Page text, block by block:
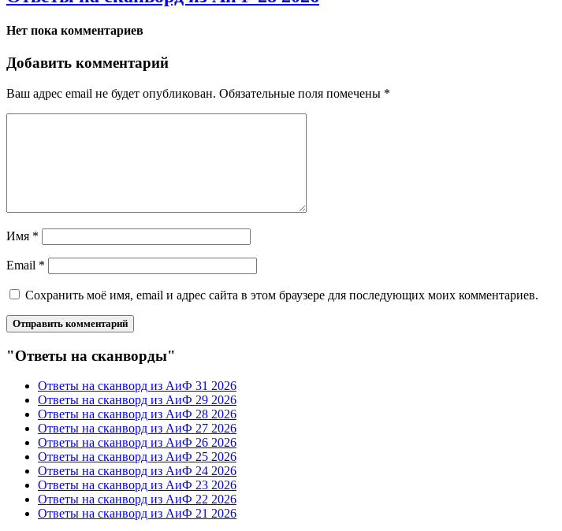
Нет пока комментариев
Добавить комментарий
Ваш адрес email не будет опубликован. Обязательные поля помечены *
Имя *
Email *
Сохранить моё имя, email и адрес сайта в этом браузере для последующих моих комментариев.
"Ответы на сканворды"
Ответы на сканворд из АиФ 31 2026
Ответы на сканворд из АиФ 29 2026
Ответы на сканворд из АиФ 28 2026
Ответы на сканворд из АиФ 27 2026
Ответы на сканворд из АиФ 26 2026
Ответы на сканворд из АиФ 25 2026
Ответы на сканворд из АиФ 24 2026
Ответы на сканворд из АиФ 23 2026
Ответы на сканворд из АиФ 22 2026
Ответы на сканворд из АиФ 21 2026